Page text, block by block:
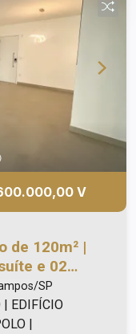
tenis; - Wine
raia
- Salão de
para carro
-
V
de 120m² |
e 02
Alure - Vila
|
SP
| EDIFÍCIO
|